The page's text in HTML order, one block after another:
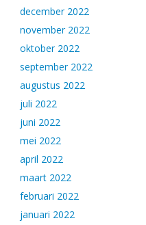
december 2022
november 2022
oktober 2022
september 2022
augustus 2022
juli 2022
juni 2022
mei 2022
april 2022
maart 2022
februari 2022
januari 2022